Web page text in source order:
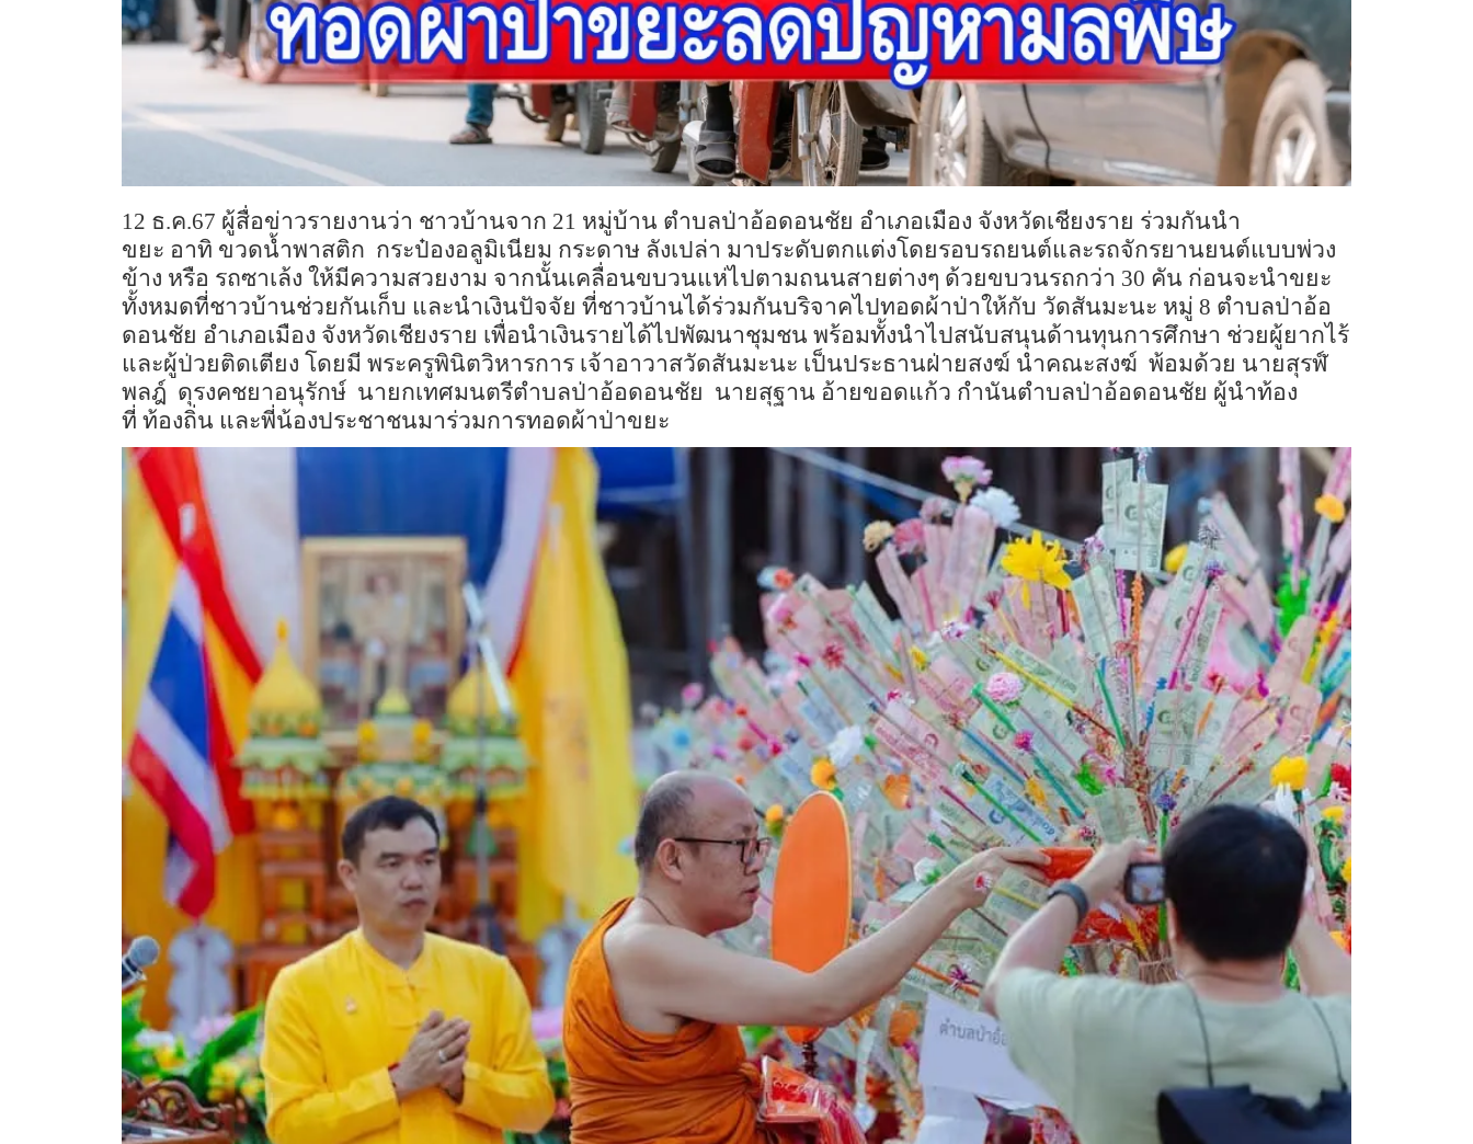
12 ธ.ค.67 ผู้สื่อข่าวรายงานว่า ชาวบ้านจาก 21 หมู่บ้าน ตำบลป่าอ้อดอนชัย อำเภอเมือง จังหวัดเชียงราย ร่วมกันนำ
ขยะ อาทิ ขวดน้ำพาสติก กระป๋องอลูมิเนียม กระดาษ ลังเปล่า มาประดับตกแต่งโดยรอบรถยนต์และรถจักรยานยนต์แบบพ่วง
ข้าง หรือ รถซาเล้ง ให้มีความสวยงาม จากนั้นเคลื่อนขบวนแห่ไปตามถนนสายต่างๆ ด้วยขบวนรถกว่า 30 คัน ก่อนจะนำขยะ
ทั้งหมดที่ชาวบ้านช่วยกันเก็บ และนำเงินปัจจัย ที่ชาวบ้านได้ร่วมกันบริจาคไปทอดผ้าป่าให้กับ วัดสันมะนะ หมู่ 8 ตำบลป่าอ้อ
ดอนชัย อำเภอเมือง จังหวัดเชียงราย เพื่อนำเงินรายได้ไปพัฒนาชุมชน พร้อมทั้งนำไปสนับสนุนด้านทุนการศึกษา ช่วยผู้ยากไร้
และผู้ป่วยติดเตียง โดยมี พระครูพินิตวิหารการ เจ้าอาวาสวัดสันมะนะ เป็นประธานฝ่ายสงฆ์ นำคณะสงฆ์ พ้อมด้วย นายสุรฬ์
พลฎ์ ดุรงคชยาอนุรักษ์ นายกเทศมนตรีตำบลป่าอ้อดอนชัย นายสุฐาน อ้ายขอดแก้ว กำนันตำบลป่าอ้อดอนชัย ผู้นำท้อง
ที่ ท้องถิ่น และพี่น้องประชาชนมาร่วมการทอดผ้าป่าขยะ